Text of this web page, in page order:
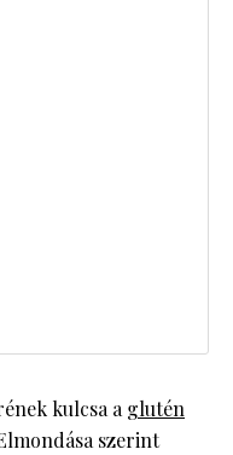
kulcsa aglutén
szerint